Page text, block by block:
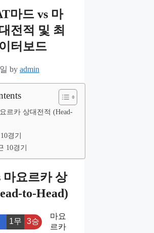
마드 vs 마
전적 및 최
터보드
by admin
르카 상대전적 (Head-
경기
10경기
마요르카 상
to-Head)
1무 3승
마요
르카